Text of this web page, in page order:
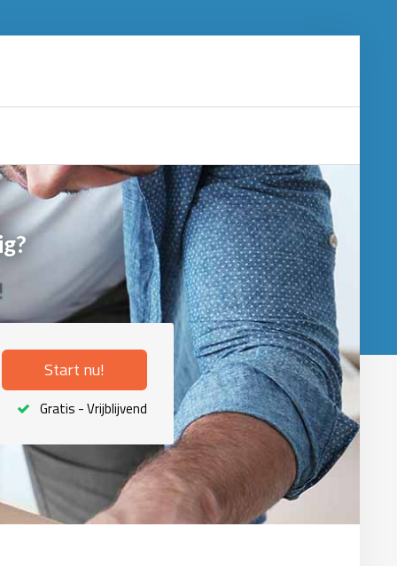
Start nu!
Gratis - Vrijblijvend